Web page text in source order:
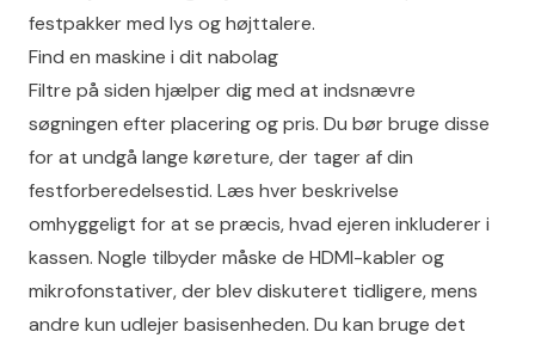
festpakker med lys og højttalere.
Find en maskine i dit nabolag
Filtre på siden hjælper dig med at indsnævre
søgningen efter placering og pris. Du bør bruge disse
for at undgå lange køreture, der tager af din
festforberedelsestid. Læs hver beskrivelse
omhyggeligt for at se præcis, hvad ejeren inkluderer i
kassen. Nogle tilbyder måske de HDMI-kabler og
mikrofonstativer, der blev diskuteret tidligere, mens
andre kun udlejer basisenheden. Du kan bruge det